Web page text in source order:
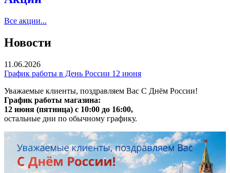
Все акции...
Новости
11.06.2026
График работы в День России 12 июня
Уважаемые клиенты, поздравляем Вас С Днём России!
График работы магазина:
12 июня (пятница) с 10:00 до 16:00,
остальные дни по обычному графику.